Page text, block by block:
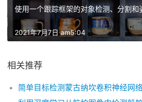
使用一个跟踪框架的对象检测、分割和
2021年7月7日 am5:04
相关推荐